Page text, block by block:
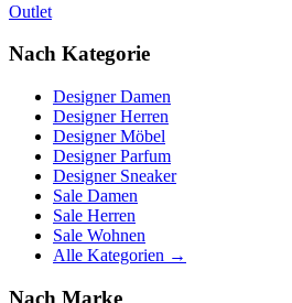
Outlet
Nach Kategorie
Designer Damen
Designer Herren
Designer Möbel
Designer Parfum
Designer Sneaker
Sale Damen
Sale Herren
Sale Wohnen
Alle Kategorien →
Nach Marke